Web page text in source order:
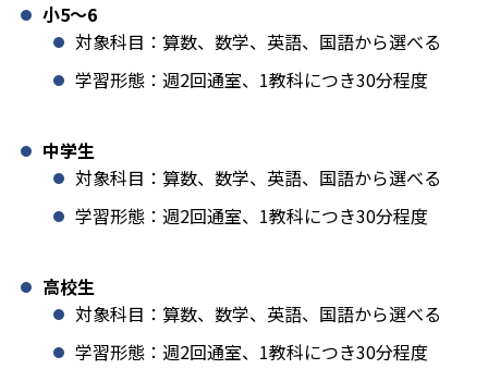
小5〜6
対象科目：算数、数学、英語、国語から選べる
学習形態：週2回通室、1教科につき30分程度
中学生
対象科目：算数、数学、英語、国語から選べる
学習形態：週2回通室、1教科につき30分程度
高校生
対象科目：算数、数学、英語、国語から選べる
学習形態：週2回通室、1教科につき30分程度